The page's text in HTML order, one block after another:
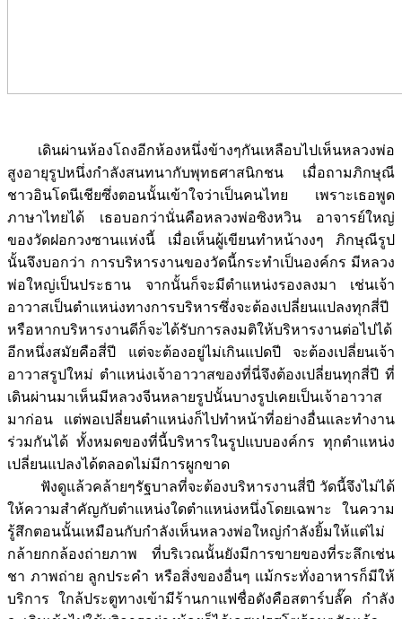
เดินผ่านห้องโถงอีกห้องหนึ่งข้างๆกันเหลือบไปเห็นหลวงพ่อ
สูงอายุรูปหนึ่งกำลังสนทนากับพุทธศาสนิกชน เมื่อถามภิกษุณี
ชาวอินโดนีเชียซึ่งตอนนั้นเข้าใจว่าเป็นคนไทย เพราะเธอพูด
ภาษาไทยได้ เธอบอกว่านั่นคือหลวงพ่อซิงหวิน อาจารย์ใหญ่
ของวัดฝอกวงซานแห่งนี้ เมื่อเห็นผู้เขียนทำหน้างงๆ ภิกษุณีรูป
นั้นจึงบอกว่า การบริหารงานของวัดนี้กระทำเป็นองค์กร มีหลวง
พ่อใหญ่เป็นประธาน จากนั้นก็จะมีตำแหน่งรองลงมา เช่นเจ้า
อาวาสเป็นตำแหน่งทางการบริหารซึ่งจะต้องเปลี่ยนแปลงทุกสี่ปี
หรือหากบริหารงานดีก็จะได้รับการลงมติให้บริหารงานต่อไปได้
อีกหนึ่งสมัยคือสี่ปี แต่จะต้องอยู่ไม่เกินแปดปี จะต้องเปลี่ยนเจ้า
อาวาสรูปใหม่ ตำแหน่งเจ้าอาวาสของที่นี่จึงต้องเปลี่ยนทุกสี่ปี ที่
เดินผ่านมาเห็นมีหลวงจีนหลายรูปนั้นบางรูปเคยเป็นเจ้าอาวาส
มาก่อน แต่พอเปลี่ยนตำแหน่งก็ไปทำหน้าที่อย่างอื่นและทำงาน
ร่วมกันได้ ทั้งหมดของที่นี้บริหารในรูปแบบองค์กร ทุกตำแหน่ง
เปลี่ยนแปลงได้ตลอดไม่มีการผูกขาด
ฟังดูแล้วคล้ายๆรัฐบาลที่จะต้องบริหารงานสี่ปี วัดนี้จึงไม่ได้
ให้ความสำคัญกับตำแหน่งใดตำแหน่งหนึ่งโดยเฉพาะ ในความ
รู้สึกตอนนั้นเหมือนกับกำลังเห็นหลวงพ่อใหญ่กำลังยิ้มให้แต่ไม่
กล้ายกกล้องถ่ายภาพ ที่บริเวณนั้นยังมีการขายของที่ระลึกเช่น
ชา ภาพถ่าย ลูกประคำ หรือสิ่งของอื่นๆ แม้กระทั่งอาหารก็มีให้
บริการ ใกล้ประตูทางเข้ามีร้านกาแฟชื่อดังคือสตาร์บลั๊ค กำลัง